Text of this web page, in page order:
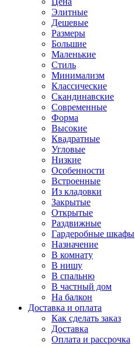
Элитные
Дешевые
Размеры
Большие
Маленькие
Стиль
Минимализм
Классические
Скандинавские
Современные
Форма
Высокие
Квадратные
Угловые
Низкие
Особенности
Встроенные
Из кладовки
Закрытые
Открытые
Раздвижные
Гардеробные шкафы
Назначение
В комнату
В нишу
В спальню
В частный дом
На балкон
Доставка и оплата
Как сделать заказ
Доставка
Оплата и рассрочка